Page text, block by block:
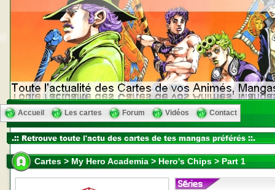
Accueil Les cartes Forum Vidéos Contact
Cartes > My Hero Academia > Hero's Chips > Part 1